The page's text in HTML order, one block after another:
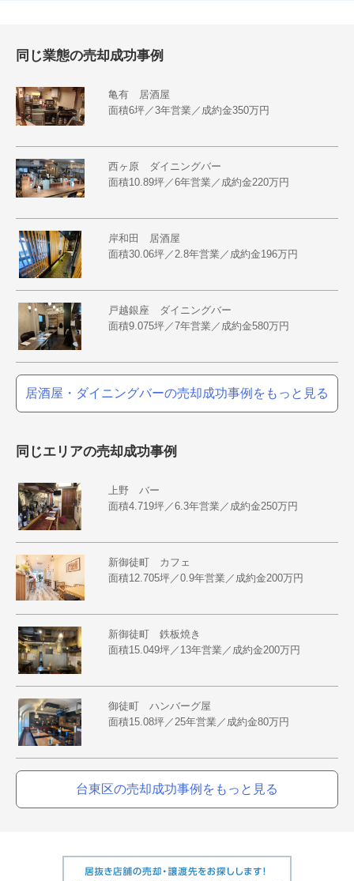
同じ業態の売却成功事例
亀有 居酒屋
面積6坪／3年営業／成約金350万円
西ヶ原 ダイニングバー
面積10.89坪／6年営業／成約金220万円
岸和田 居酒屋
面積30.06坪／2.8年営業／成約金196万円
戸越銀座 ダイニングバー
面積9.075坪／7年営業／成約金580万円
居酒屋・ダイニングバーの売却成功事例をもっと見る
同じエリアの売却成功事例
上野 バー
面積4.719坪／6.3年営業／成約金250万円
新御徒町 カフェ
面積12.705坪／0.9年営業／成約金200万円
新御徒町 鉄板焼き
面積15.049坪／13年営業／成約金200万円
御徒町 ハンバーグ屋
面積15.08坪／25年営業／成約金80万円
台東区の売却成功事例をもっと見る